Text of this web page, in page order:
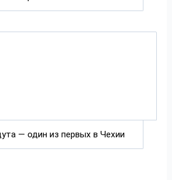
— один из первых в Чехии